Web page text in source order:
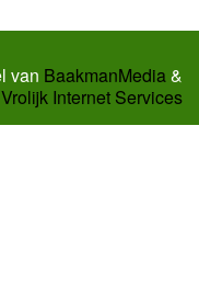
van BaakmanMedia&
Vrolijk Internet Services